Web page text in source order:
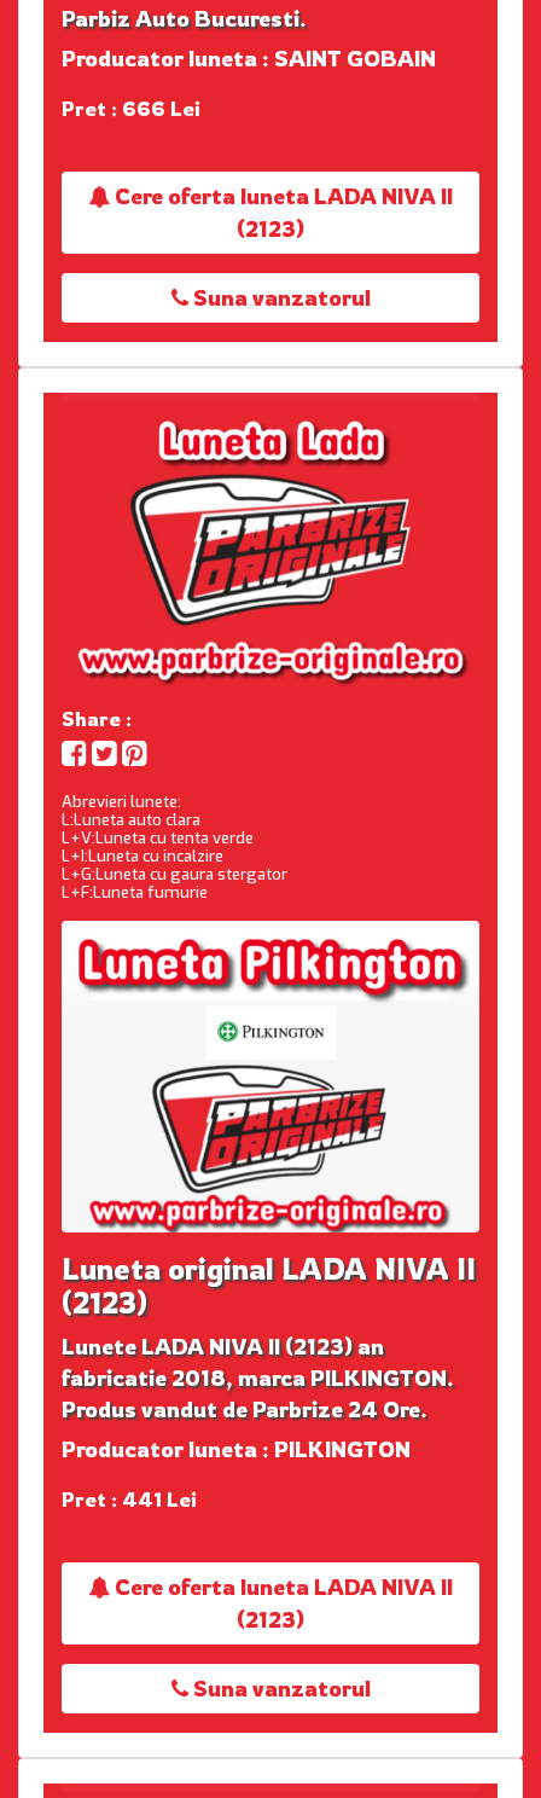
Parbiz Auto Bucuresti.
Producator luneta : SAINT GOBAIN
Pret : 666 Lei
Cere oferta luneta LADA NIVA II
(2123)
Suna vanzatorul
Share :
Abrevieri lunete:
L:Luneta auto clara
L+V:Luneta cu tenta verde
L+I:Luneta cu incalzire
L+G:Luneta cu gaura stergator
L+F:Luneta fumurie
Luneta original LADA NIVA II
(2123)
Lunete LADA NIVA II (2123) an
fabricatie 2018, marca PILKINGTON.
Produs vandut de Parbrize 24 Ore.
Producator luneta : PILKINGTON
Pret : 441 Lei
Cere oferta luneta LADA NIVA II
(2123)
Suna vanzatorul